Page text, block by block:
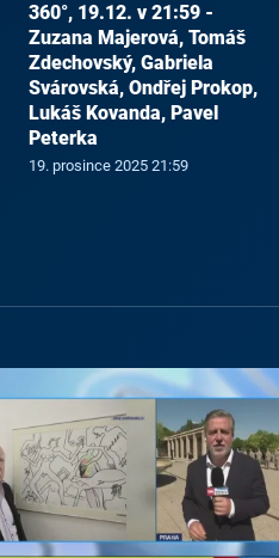
360°, 19.12. v 21:59 -
Zuzana Majerová, Tomáš
Zdechovský, Gabriela
Svárovská, Ondřej Prokop,
Lukáš Kovanda, Pavel
Peterka
19. prosince 2025 21:59